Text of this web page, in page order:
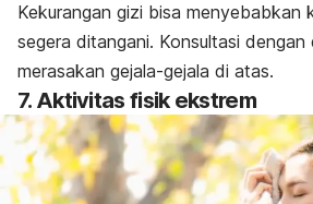
Kekurangan gizi bisa menyebabkan
segera ditangani. Konsultasi
merasakan gejala-gejala di atas.
7. Aktivitas fisik ekstrem